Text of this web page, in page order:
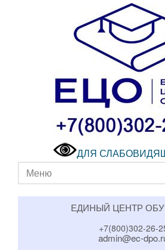
ДЛЯ
Меню
ЕДИНЫЙ ЦЕНТР
+7(800)302-26-
admin@ec-